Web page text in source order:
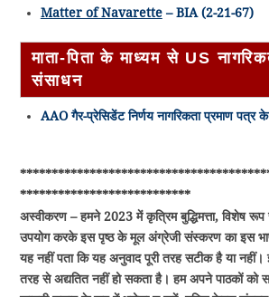
Matter of Navarette– BIA (2-21-67)
माता-पिता के माध्यम से US
संसाधन
AAO गैर-प्रेसिडेंट निर्णय नागरिकता प्रमाण पत्र
***************************
अस्वीकरण – हमने 2023 में कृत्रिम बुद्धिमत्ता, विशेष
उपयोग करके इस पृष्ठ के मूल अंग्रेजी संस्करण का इस
यह नहीं पता कि यह अनुवाद पूरी तरह सटीक है या नहीं।
तरह से अद्यतित नहीं हो सकता है। हम अपने पाठकों को